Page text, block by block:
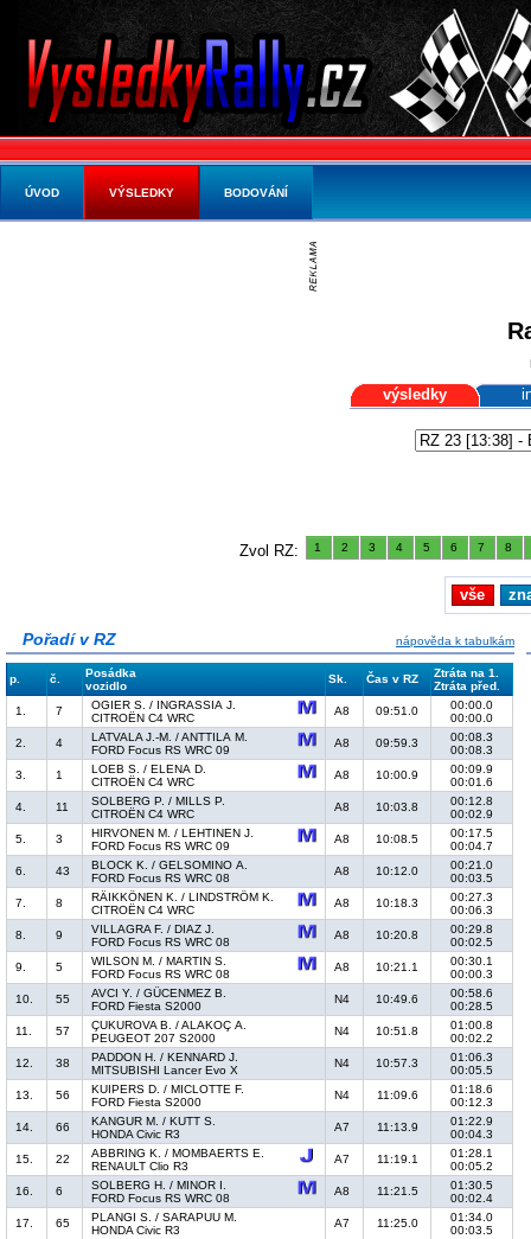
výsledky
Zvol RZ: 1 2 3 4 5 6 7 8
vše
Pořadí v RZ nápověda k tabulkám
p. č.
Posádka
vozidlo
Sk. Čas v RZ
Ztráta na 1.
Ztráta před.
1.
7
OGIER S. / INGRASSIA J.
CITROËN C4 WRC
A8 09:51.0
00:00.0
00:00.0
2.
4
LATVALA J.-M. / ANTTILA M.
FORD Focus RS WRC 09
A8 09:59.3
00:08.3
00:08.3
3.
1
LOEB S. / ELENA D.
CITROËN C4 WRC
A8 10:00.9
00:09.9
00:01.6
4.
11
SOLBERG P. / MILLS P.
CITROËN C4 WRC
A8 10:03.8
00:12.8
00:02.9
5.
3
HIRVONEN M. / LEHTINEN J.
FORD Focus RS WRC 09
A8 10:08.5
00:17.5
00:04.7
6.
43
BLOCK K. / GELSOMINO A.
FORD Focus RS WRC 08
A8 10:12.0
00:21.0
00:03.5
7.
8
RÄIKKÖNEN K. / LINDSTRÖM K.
CITROËN C4 WRC
A8 10:18.3
00:27.3
00:06.3
8.
9
VILLAGRA F. / DIAZ J.
FORD Focus RS WRC 08
A8 10:20.8
00:29.8
00:02.5
9.
5
WILSON M. / MARTIN S.
FORD Focus RS WRC 08
A8 10:21.1
00:30.1
00:00.3
10.
55
AVCI Y. / GÜCENMEZ B.
FORD Fiesta S2000
N4 10:49.6
00:58.6
00:28.5
11.
57
ÇUKUROVA B. / ALAKOÇ A.
PEUGEOT 207 S2000
N4 10:51.8
01:00.8
00:02.2
12.
38
PADDON H. / KENNARD J.
MITSUBISHI Lancer Evo X
N4 10:57.3
01:06.3
00:05.5
13.
56
KUIPERS D. / MICLOTTE F.
FORD Fiesta S2000
N4 11:09.6
01:18.6
00:12.3
14.
66
KANGUR M. / KUTT S.
HONDA Civic R3
A7 11:13.9
01:22.9
00:04.3
15.
22
ABBRING K. / MOMBAERTS E.
RENAULT Clio R3
A7 11:19.1
01:28.1
00:05.2
16.
6
SOLBERG H. / MINOR I.
FORD Focus RS WRC 08
A8 11:21.5
01:30.5
00:02.4
17.
65
PLANGI S. / SARAPUU M.
HONDA Civic R3
A7 11:25.0
01:34.0
00:03.5
ÚVOD VÝSLEDKY BODOVÁNÍ